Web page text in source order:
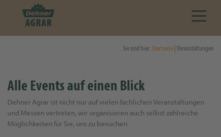
Sie sind hier:Startseite | Veranstaltungen
Alle Events auf einen Blick
Dehner Agrar ist nicht nur auf vielen fachlichen Veranstaltungen
und Messen vertreten, wir organisieren auch selbst zahlreiche
Möglichkeiten für Sie, uns zu besuchen.